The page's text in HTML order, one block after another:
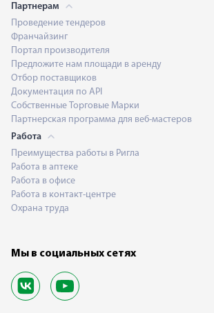
Партнерам
Проведение тендеров
Франчайзинг
Портал производителя
Предложите нам площади в аренду
Отбор поставщиков
Документация по API
Собственные Торговые Марки
Партнерская программа для веб-мастеров
Работа
Преимущества работы в Ригла
Работа в аптеке
Работа в офисе
Работа в контакт-центре
Охрана труда
Мы в социальных сетях